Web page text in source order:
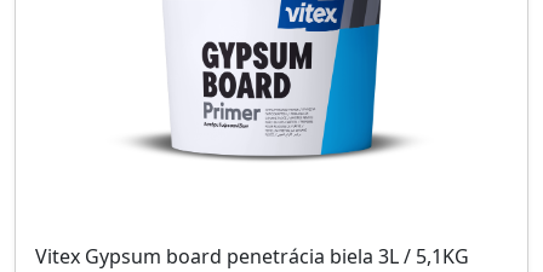
Vitex Gypsum board penetrácia biela 3L / 5,1KG